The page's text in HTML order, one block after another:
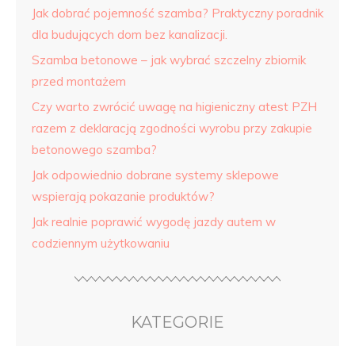
Jak dobrać pojemność szamba? Praktyczny poradnik
dla budujących dom bez kanalizacji.
Szamba betonowe – jak wybrać szczelny zbiornik
przed montażem
Czy warto zwrócić uwagę na higieniczny atest PZH
razem z deklaracją zgodności wyrobu przy zakupie
betonowego szamba?
Jak odpowiednio dobrane systemy sklepowe
wspierają pokazanie produktów?
Jak realnie poprawić wygodę jazdy autem w
codziennym użytkowaniu
KATEGORIE